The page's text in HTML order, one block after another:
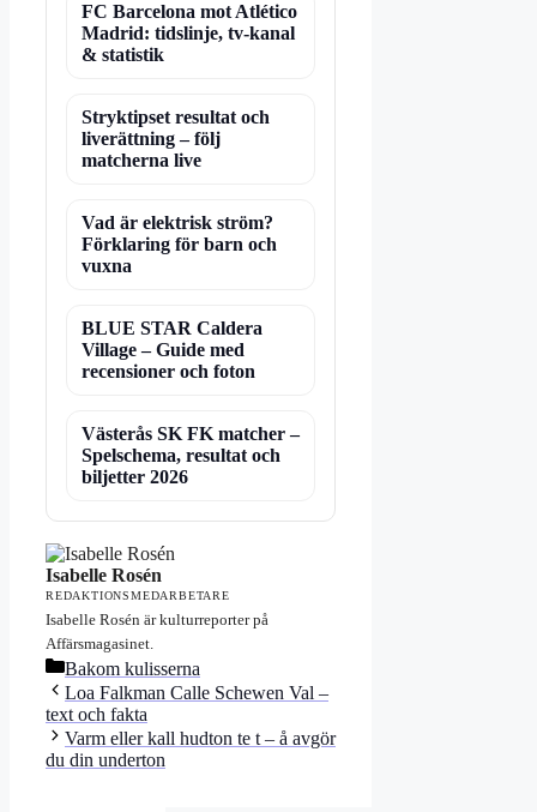
FC Barcelona mot Atlético
Madrid: tidslinje, tv-kanal
& statistik
Stryktipset resultat och
liverättning – följ
matcherna live
Vad är elektrisk ström?
Förklaring för barn och
vuxna
BLUE STAR Caldera
Village – Guide med
recensioner och foton
Västerås SK FK matcher –
Spelschema, resultat och
biljetter 2026
Isabelle Rosén
REDAKTIONSMEDARBETARE
Isabelle Rosén är kulturreporter på
Affärsmagasinet.
Kategorier
Bakom kulisserna
Loa Falkman Calle Schewen Val –
text och fakta
Varm eller kall hudton te t – å avgör
du din underton